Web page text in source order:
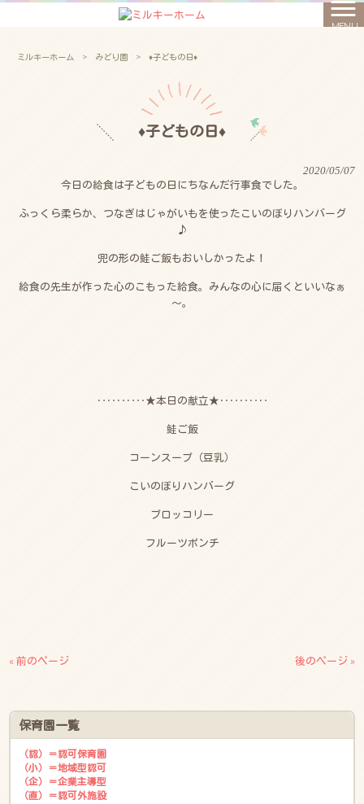
MENU
ミルキーホーム > みどり園 > ♦子どもの日♦
♦子どもの日♦
2020/05/07
今日の給食は子どもの日にちなんだ行事食でした。
ふっくら柔らか、つなぎはじゃがいもを使ったこいのぼりハンバーグ
♪
兜の形の鮭ご飯もおいしかったよ！
給食の先生が作った心のこもった給食。みんなの心に届くといいなぁ
～。
‥‥‥‥‥★本日の献立★‥‥‥‥‥
鮭ご飯
コーンスープ（豆乳）
こいのぼりハンバーグ
ブロッコリー
フルーツポンチ
« 前のページ 後のページ »
保育園一覧
（認）＝認可保育園
（小）＝地域型認可
（企）＝企業主導型
（直）＝認可外施設